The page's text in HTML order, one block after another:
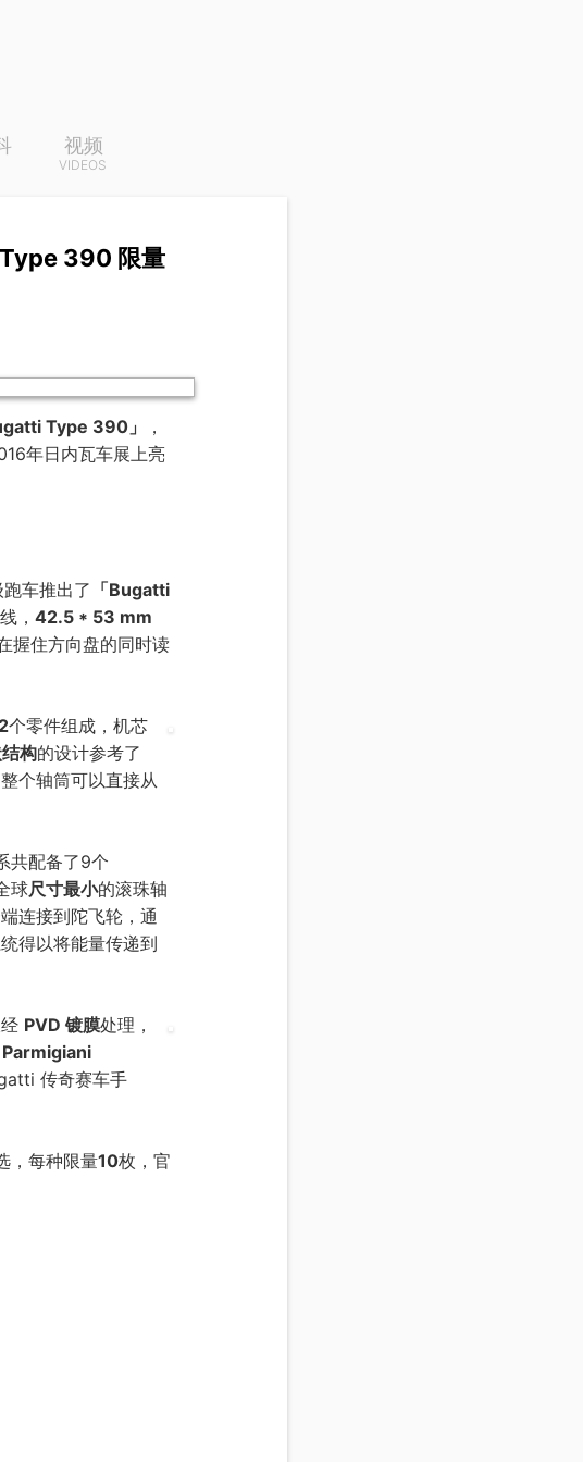
视频
VIDEOS
390 限量
Type 390」
，
年日内瓦车展上亮
车推出了 「Bugatti
， 42.5 * 53 mm
握住方向盘的同时读
个零件组成，机芯
构的设计参考了
个轴筒可以直接从
共配备了9个
球尺寸最小的滚珠轴
端连接到陀飞轮，通
得以将能量传递到
PVD 镀膜处理，
Parmigiani
传奇赛车手
，每种限量10枚，官